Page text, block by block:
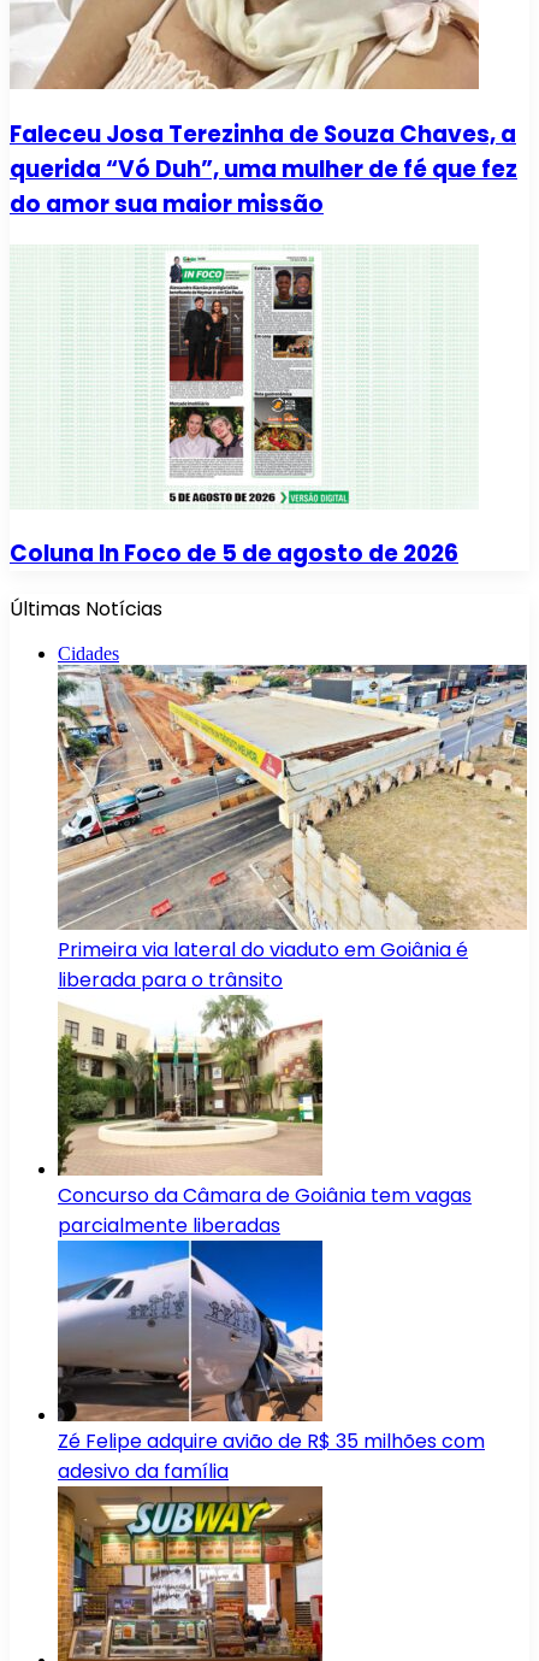
Faleceu Josa Terezinha de Souza Chaves, a
querida “Vó Duh”, uma mulher de fé que fez
do amor sua maior missão
Coluna In Foco de 5 de agosto de 2026
Últimas Notícias
Cidades
Primeira via lateral do viaduto em Goiânia é
liberada para o trânsito
Concurso da Câmara de Goiânia tem vagas
parcialmente liberadas
Zé Felipe adquire avião de R$ 35 milhões com
adesivo da família